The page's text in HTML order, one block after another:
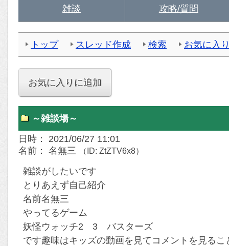
雑談 攻略/質問
トップ スレッド作成 検索 お気に入
～雑談場～
日時： 2021/06/27 11:01
名前： 名無三
（ID: ZtZTV6x8）
雑談がしたいです
とりあえず自己紹介
名前名無三
やってるゲーム
妖怪ウォッチ2 3 バスターズ
です趣味はキッズの動画を見てコメントを見る